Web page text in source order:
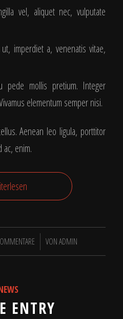
vel, aliquet nec, vulputate
imperdiet a, venenatis vitae,
pede mollis pretium. Integer
elementum semper nisi.
Aenean leo ligula, porttitor
enim.
/ VONADMIN
ENTRY